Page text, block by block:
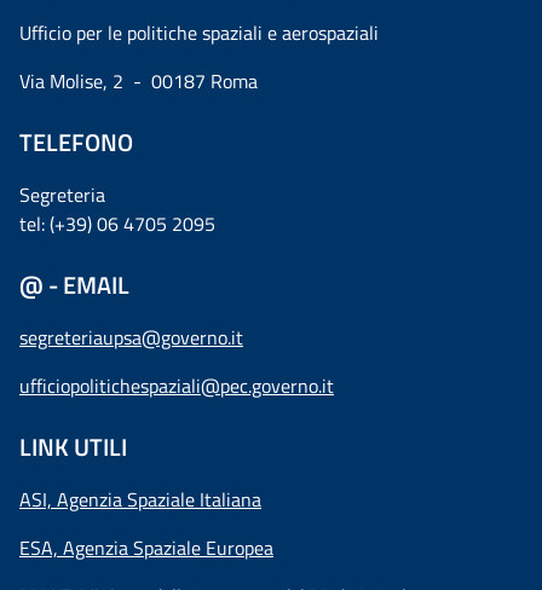
Ufficio per le politiche spaziali e aerospaziali
Via Molise, 2 - 00187 Roma
TELEFONO
Segreteria
tel: (+39) 06 4705 2095
@ - EMAIL
segreteriaupsa@governo.it
ufficiopolitichespaziali@pec.governo.it
LINK UTILI
ASI, Agenzia Spaziale Italiana
ESA, Agenzia Spaziale Europea